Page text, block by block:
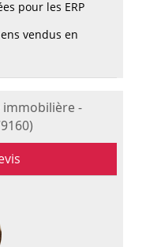
pour les ERP
vendus en
immobilière -